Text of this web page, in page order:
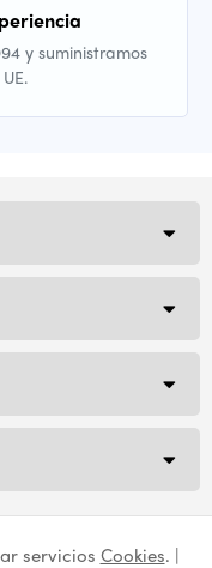
y suministramos
servicios Cookies. |